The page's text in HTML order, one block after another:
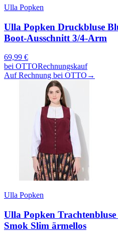
Ulla Popken
Ulla Popken Druckbluse
Boot-Ausschnitt 3/4-Arm
69,99 €
bei OTTORechnungskauf
Auf Rechnung bei OTTO →
Ulla Popken
Ulla Popken
Smok Slim ärmellos